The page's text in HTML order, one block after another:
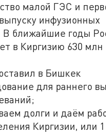
малой ГЭС и
инфузионных
В ближайшие годы
в Киргизию 630 млн
в Бишкек
для раннего
долги и даём
Киргизии, или